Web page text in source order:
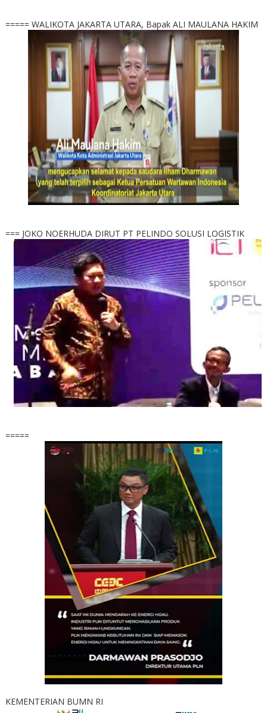
===== WALIKOTA JAKARTA UTARA, Bapak ALI MAULANA HAKIM
=== JOKO NOERHUDA DIRUT PT PELINDO SOLUSI LOGISTIK
=====
KEMENTERIAN BUMN RI